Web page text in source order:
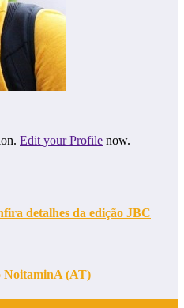
Edit your Profile now.
detalhes da edição JBC
NoitaminA (AT)